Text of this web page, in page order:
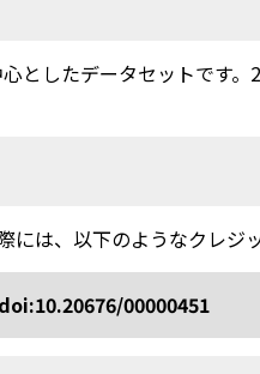
としたデータセットです
は、以下のようなクレジ
00000451